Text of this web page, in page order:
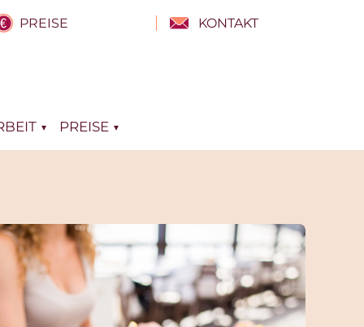
PREISE KONTAKT
PREISE